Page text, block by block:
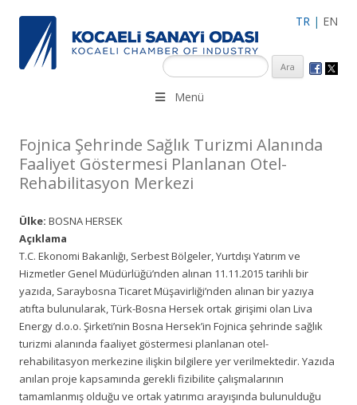
TR | EN
KSO 3500’ü aşkın sanayi kuruluşuna uzman çalışanları ile İzmit
Merkez, Çayırova, Dilovası, Gebze ve İMES OSB’deki ofisleri ile
Menü
Fojnica Şehrinde Sağlık Turizmi Alanında
Faaliyet Göstermesi Planlanan Otel-
Rehabilitasyon Merkezi
Ülke: BOSNA HERSEK
Açıklama
T.C. Ekonomi Bakanlığı, Serbest Bölgeler, Yurtdışı Yatırım ve
Hizmetler Genel Müdürlüğü’nden alınan 11.11.2015 tarihli bir
yazıda, Saraybosna Ticaret Müşavirliği’nden alınan bir yazıya
atıfta bulunularak, Türk-Bosna Hersek ortak girişimi olan Liva
Energy d.o.o. Şirketi’nin Bosna Hersek’in Fojnica şehrinde sağlık
turizmi alanında faaliyet göstermesi planlanan otel-
rehabilitasyon merkezine ilişkin bilgilere yer verilmektedir. Yazıda
anılan proje kapsamında gerekli fizibilite çalışmalarının
tamamlanmış olduğu ve ortak yatırımcı arayışında bulunulduğu